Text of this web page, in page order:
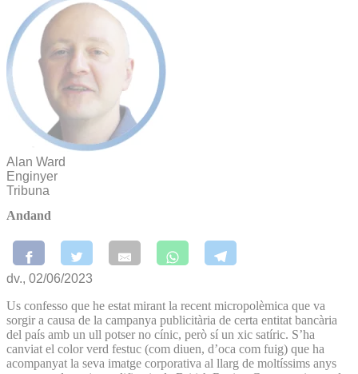
Alan Ward
Enginyer
Tribuna
Andand
dv., 02/06/2023
Us confesso que he estat mirant la recent micropolèmica que va
sorgir a causa de la campanya publicitària de certa entitat bancària
del país amb un ull potser no cínic, però sí un xic satíric. S’ha
canviat el color verd festuc (com diuen, d’oca com fuig) que ha
acompanyat la seva imatge corporativa al llarg de moltíssims anys